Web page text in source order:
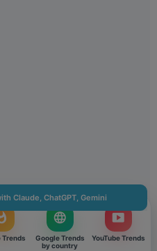
Claude, ChatGPT, Gemini
Trends
language
Google Trends
by country
smart_display
YouTube Trends